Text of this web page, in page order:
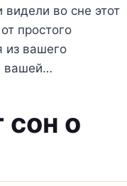
во сне этот
простого
из вашего
вашей…
сон о